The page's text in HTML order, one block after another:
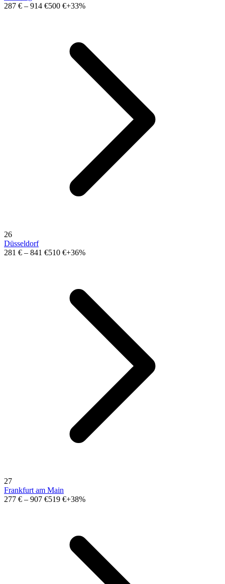
287 € – 914 €500 €+33%
26
Düsseldorf
281 € – 841 €510 €+36%
27
Frankfurt am Main
277 € – 907 €519 €+38%